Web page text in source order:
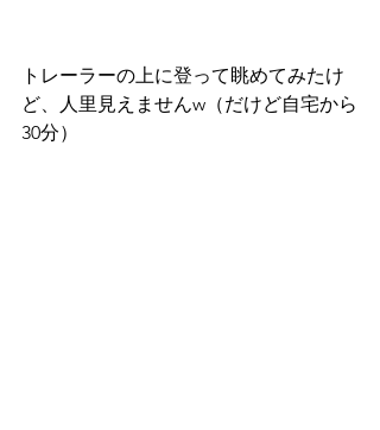
トレーラーの上に登って眺めてみたけ
ど、人里見えませんw（だけど自宅から
30分）